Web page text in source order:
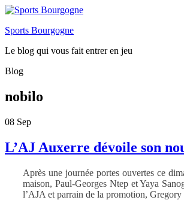
Sports Bourgogne
Le blog qui vous fait entrer en jeu
Blog
nobilo
08 Sep
L’AJ Auxerre dévoile son
Après une journée portes ouvertes ce
maison, Paul-Georges Ntep et Yaya
l’AJA et parrain de la promotion,